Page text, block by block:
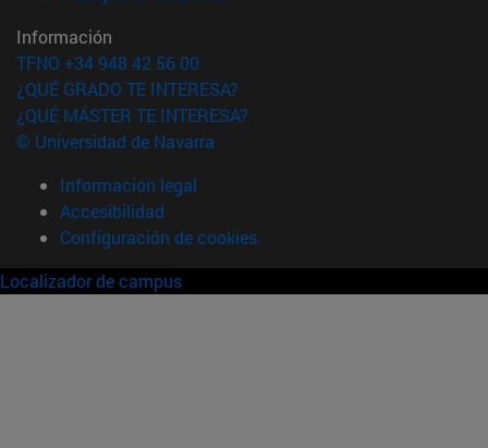
Información
TFNO +34 948 42 56 00
¿QUÉ GRADO TE INTERESA?
¿QUÉ MÁSTER TE INTERESA?
© Universidad de Navarra
Información legal
Accesibilidad
Configuración de cookies
Localizador de campus